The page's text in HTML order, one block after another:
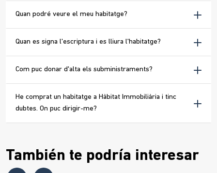
Quan podré veure el meu habitatge?
Quan es signa l'escriptura i es lliura l'habitatge?
Com puc donar d'alta els subministraments?
He comprat un habitatge a Hàbitat Immobiliària i tinc
dubtes. On puc dirigir-me?
También te podría interesar